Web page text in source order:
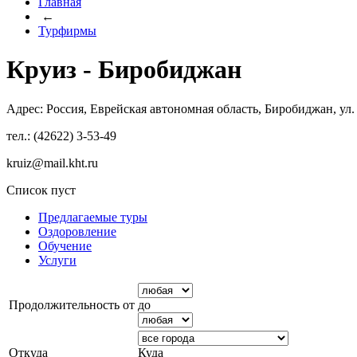
←
Турфирмы
Круиз - Биробиджан
Адрес: Россия, Еврейская автономная область, Биробиджан,
тел.: (42622) 3-53-49
kruiz@mail.kht.ru
Список пуст
Предлагаемые туры
Оздоровление
Обучение
Услуги
Продолжительность от до
Откуда Куда